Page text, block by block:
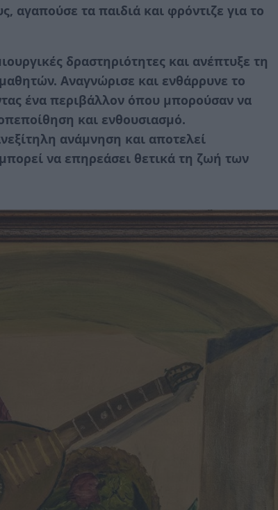
αγαπούσε τα παιδιά και φρόντιζε για το
δραστηριότητες και ανέπτυξε τη
Αναγνώρισε και ενθάρρυνε το
ένα περιβάλλον όπου μπορούσαν να
και ενθουσιασμό.
ανάμνηση και αποτελεί
να επηρεάσει θετικά τη ζωή των